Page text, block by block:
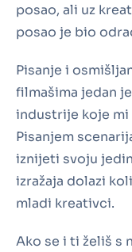
posao, ali uz
posao je bio
Pisanje i
filmašima jedan
industrije koje mi
Pisanjem
iznijeti svoju
izražaja dolazi
mladi kreativci.
Ako se i ti želiš s